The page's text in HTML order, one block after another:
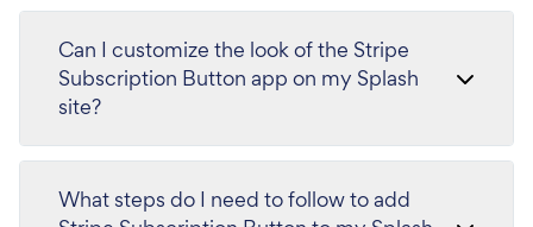
Can I customize the look of the Stripe
Subscription Button app on my Splash
site?
What steps do I need to follow to add